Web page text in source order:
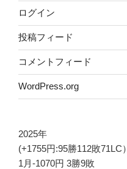
ログイン
投稿フィード
コメントフィード
WordPress.org
2025年
(+1755円:95勝112敗71LC）
1月-1070円 3勝9敗